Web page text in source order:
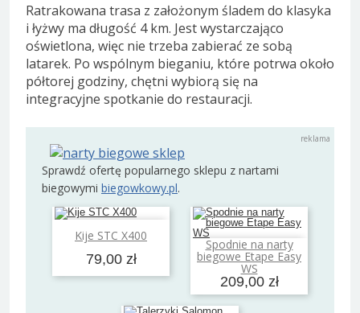
Ratrakowana trasa z założonym śladem do klasyka
i łyżwy ma długość 4 km. Jest wystarczająco
oświetlona, więc nie trzeba zabierać ze sobą
latarek. Po wspólnym bieganiu, które potrwa około
półtorej godziny, chętni wybiorą się na
integracyjne spotkanie do restauracji.
Sprawdź ofertę popularnego sklepu z nartami
biegowymi biegowkowy.pl.
Kije STC X400
79,00 zł
Dodaj do koszyka
Spodnie na narty
biegowe Etape Easy
WS
209,00 zł
Dodaj do koszyka